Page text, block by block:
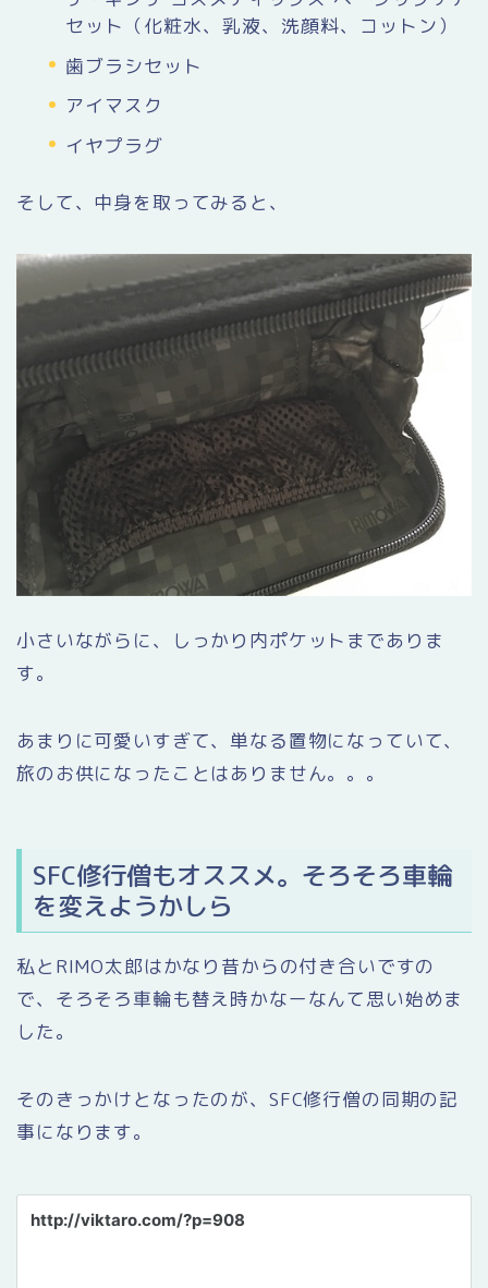
セット（化粧水、乳液、洗顔料、コットン）
歯ブラシセット
アイマスク
イヤプラグ
そして、中身を取ってみると、
小さいながらに、しっかり内ポケットまでありま
す。
あまりに可愛いすぎて、単なる置物になっていて、
旅のお供になったことはありません。。。
SFC修行僧もオススメ。そろそろ車輪
を変えようかしら
私とRIMO太郎はかなり昔からの付き合いですの
で、そろそろ車輪も替え時かなーなんて思い始めま
した。
そのきっかけとなったのが、SFC修行僧の同期の記
事になります。